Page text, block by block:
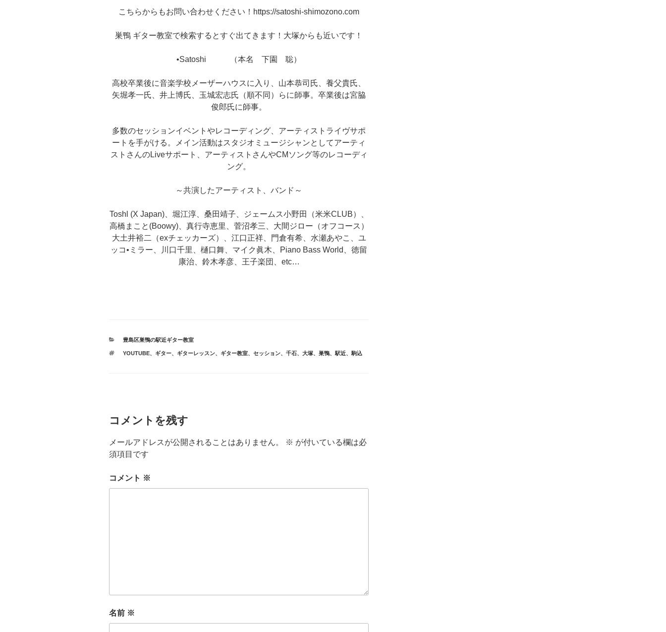
こちらからもお問い合わせください！https://satoshi-shimozono.com
巣鴨 ギター教室で検索するとすぐ出てきます！大塚からも近いです！
•Satoshi （本名 下園 聡）
高校卒業後に音楽学校メーザーハウスに入り、山本恭司氏、養父貴氏、
矢堀孝一氏、井上博氏、玉城宏志氏（順不同）らに師事。卒業後は宮脇
俊郎氏に師事。
多数のセッションイベントやレコーディング、アーティストライヴサポ
ートを手がける。メイン活動はスタジオミュージシャンとしてアーティ
ストさんのLiveサポート、アーティストさんやCMソング等のレコーディ
ング。
～共演したアーティスト、バンド～
Toshl (X Japan)、堀江淳、桑田靖子、ジェームス小野田（米米CLUB）、
高橋まこと(Boowy)、真行寺恵里、菅沼孝三、大間ジロー（オフコース）
大土井裕二（exチェッカーズ）、江口正祥、門倉有希、水瀬あやこ、ユ
ッコ•ミラー、川口千里、樋口舞、マイク眞木、Piano Bass World、徳留
康治、鈴木孝彦、王子楽団、etc…
カ
ゴ
豊島区巣鴨の駅近ギター教室
タ
YOUTUBE、 ギター、 ギターレッスン、 ギター教室、 セッション、 千石、 大塚、 巣鴨、 駅近、 駒込
コメントを残す
メールアドレスが公開されることはありません。 ※ が付いている欄は必
須項目です
コメント ※
名前 ※